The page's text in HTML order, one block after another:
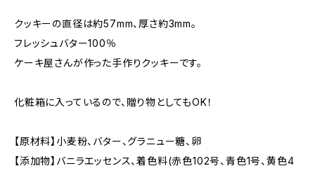
クッキーの直径は約57mm、厚さ約3mm。
フレッシュバター100％
ケーキ屋さんが作った手作りクッキーです。
化粧箱に入っているので、贈り物としてもOK！
【原材料】小麦粉、バター、グラニュー糖、卵
【添加物】バニラエッセンス、着色料(赤色102号、青色1号、黄色4